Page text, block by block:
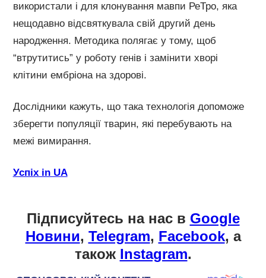
використали і для клонування мавпи РеТро, яка
нещодавно відсвяткувала свій другий день
народження. Методика полягає у тому, щоб
“втрутитись” у роботу генів і замінити хворі
клітини ембріона на здорові.
Дослідники кажуть, що така технологія допоможе
зберегти популяції тварин, які перебувають на
межі вимирання.
Успіх in UA
Підписуйтесь на нас в Google
Новини, Telegram, Facebook, а
також Instagram.